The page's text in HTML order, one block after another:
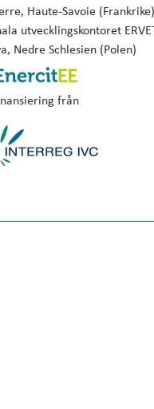
Haute-Savoie (Frankrike)
utvecklingskontoret
Nedre Schlesien (Polen)
från